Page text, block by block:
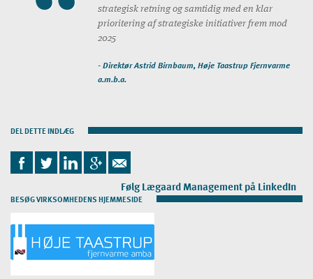
strategisk retning og samtidig med en klar
prioritering af strategiske initiativer frem mod
2025
- Direktør Astrid Birnbaum, Høje Taastrup Fjernvarme
a.m.b.a.
DEL DETTE INDLÆG
Følg Lægaard Management på LinkedIn
BESØG VIRKSOMHEDENS HJEMMESIDE